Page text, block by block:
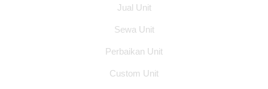
Jual Unit
Sewa Unit
Perbaikan Unit
Custom Unit